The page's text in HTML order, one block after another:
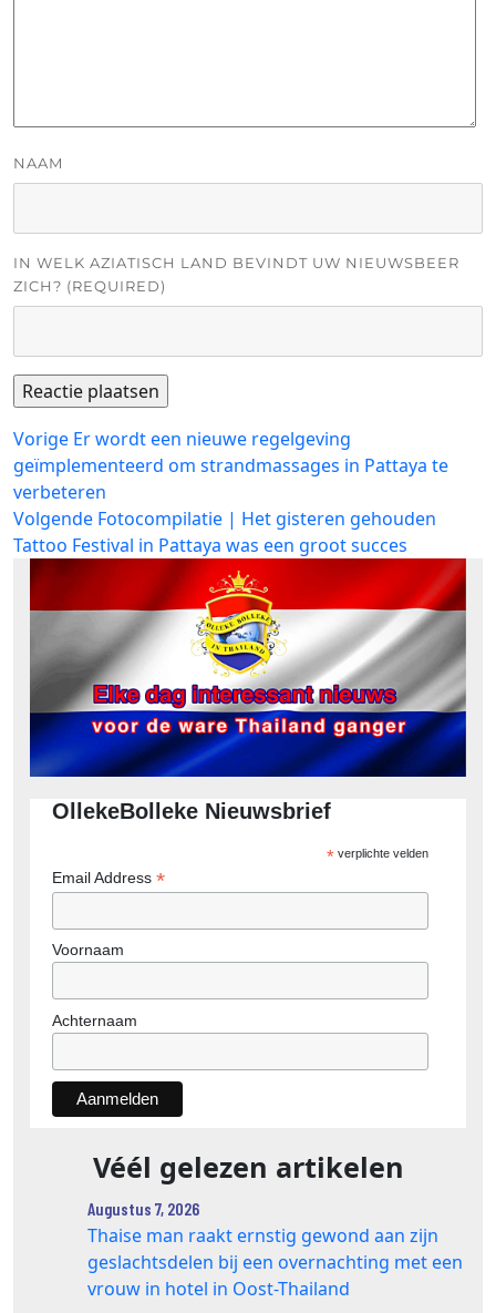
NAAM
IN WELK AZIATISCH LAND BEVINDT UW NIEUWSBEER
ZICH? (REQUIRED)
Bericht
navigatie
Vorige Vorig
bericht:
Er wordt een nieuwe regelgeving
geïmplementeerd om strandmassages in Pattaya te
verbeteren
Volgende Volgend
bericht:
Fotocompilatie | Het gisteren gehouden
Tattoo Festival in Pattaya was een groot succes
OllekeBolleke Nieuwsbrief
*verplichte velden
Email Address *
Voornaam
Achternaam
Véél gelezen artikelen
Augustus 7, 2026
Thaise man raakt ernstig gewond aan zijn
geslachtsdelen bij een overnachting met een
vrouw in hotel in Oost-Thailand